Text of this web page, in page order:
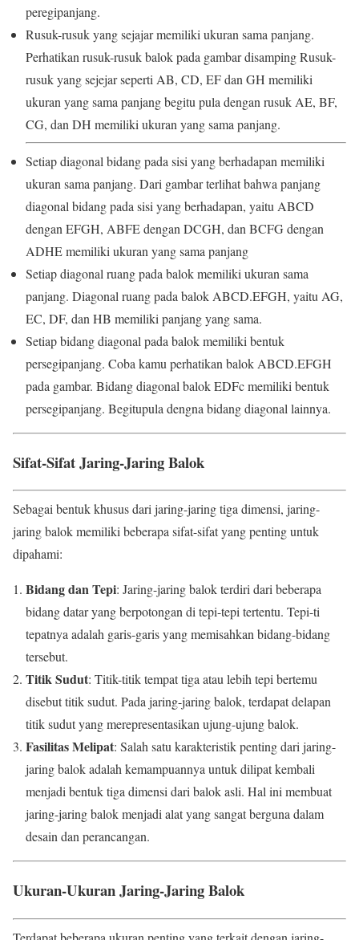
peregipanjang.
Rusuk-rusuk yang sejajar memiliki ukuran sama panjang.
Perhatikan rusuk-rusuk balok pada gambar disamping Rusuk-
rusuk yang sejejar seperti AB, CD, EF dan GH memiliki
ukuran yang sama panjang begitu pula dengan rusuk AE, BF,
CG, dan DH memiliki ukuran yang sama panjang.
Setiap diagonal bidang pada sisi yang berhadapan memiliki
ukuran sama panjang. Dari gambar terlihat bahwa panjang
diagonal bidang pada sisi yang berhadapan, yaitu ABCD
dengan EFGH, ABFE dengan DCGH, dan BCFG dengan
ADHE memiliki ukuran yang sama panjang
Setiap diagonal ruang pada balok memiliki ukuran sama
panjang. Diagonal ruang pada balok ABCD.EFGH, yaitu AG,
EC, DF, dan HB memiliki panjang yang sama.
Setiap bidang diagonal pada balok memiliki bentuk
persegipanjang. Coba kamu perhatikan balok ABCD.EFGH
pada gambar. Bidang diagonal balok EDFc memiliki bentuk
persegipanjang. Begitupula dengna bidang diagonal lainnya.
Sifat-Sifat Jaring-Jaring Balok
Sebagai bentuk khusus dari jaring-jaring tiga dimensi, jaring-
jaring balok memiliki beberapa sifat-sifat yang penting untuk
dipahami:
Bidang dan Tepi: Jaring-jaring balok terdiri dari beberapa
bidang datar yang berpotongan di tepi-tepi tertentu. Tepi-ti
tepatnya adalah garis-garis yang memisahkan bidang-bidang
tersebut.
Titik Sudut: Titik-titik tempat tiga atau lebih tepi bertemu
disebut titik sudut. Pada jaring-jaring balok, terdapat delapan
titik sudut yang merepresentasikan ujung-ujung balok.
Fasilitas Melipat: Salah satu karakteristik penting dari jaring-
jaring balok adalah kemampuannya untuk dilipat kembali
menjadi bentuk tiga dimensi dari balok asli. Hal ini membuat
jaring-jaring balok menjadi alat yang sangat berguna dalam
desain dan perancangan.
Ukuran-Ukuran Jaring-Jaring Balok